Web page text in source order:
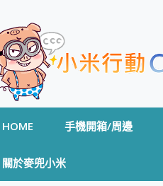
HOME 手機開箱/周邊
關於麥兜小米